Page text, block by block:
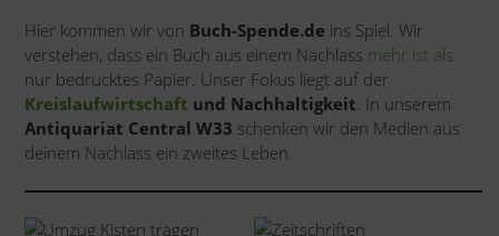
Hier kommen wir von Buch-Spende.de ins Spiel. Wir
verstehen, dass ein Buch aus einem Nachlass mehr ist als
nur bedrucktes Papier. Unser Fokus liegt auf der
Kreislaufwirtschaft und Nachhaltigkeit. In unserem
Antiquariat Central W33 schenken wir den Medien aus
deinem Nachlass ein zweites Leben.